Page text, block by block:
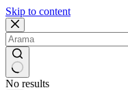
Skip to content
No results